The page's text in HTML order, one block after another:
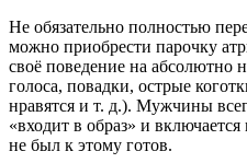
Не обязательно полностью
можно приобрести парочку
своё поведение на абсолютно
голоса, повадки, острые
нравятся и т. д.). Мужчины
«входит в образ» и
не был к этому готов.